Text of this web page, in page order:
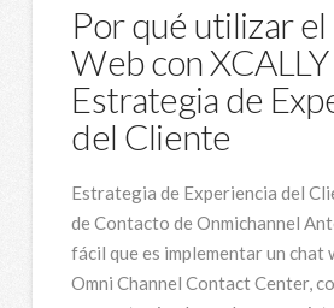
Por qué utilizar
Web con
Estrategia de
del Cliente
Estrategia de Experiencia del
de Contacto de Onmichannel
fácil que es implementar un chat
Omni Channel Contact Center,